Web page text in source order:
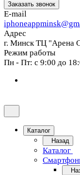
Заказать звонок
E-mail
Адрес
г. Минск ТЦ "Арена
Режим работы
Пн - Пт: с 9:00 до
Каталог
Назад
Каталог